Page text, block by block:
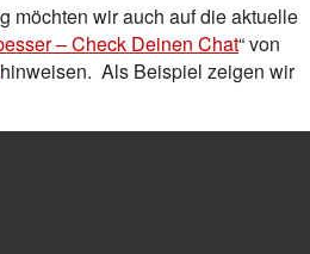
möchten wir auch auf die aktuelle
– Check Deinen Chat“ von
hinweisen. Als Beispiel zeigen wir